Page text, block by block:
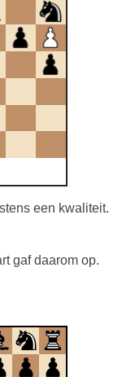
een kwaliteit.
gaf daarom op.